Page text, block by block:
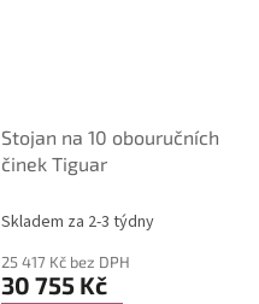
Stojan na 10 obouručních
činek Tiguar
Skladem za 2-3 týdny
25 417 Kč bez DPH
30 755 Kč